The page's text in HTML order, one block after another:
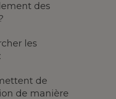
des
les
de
de manière